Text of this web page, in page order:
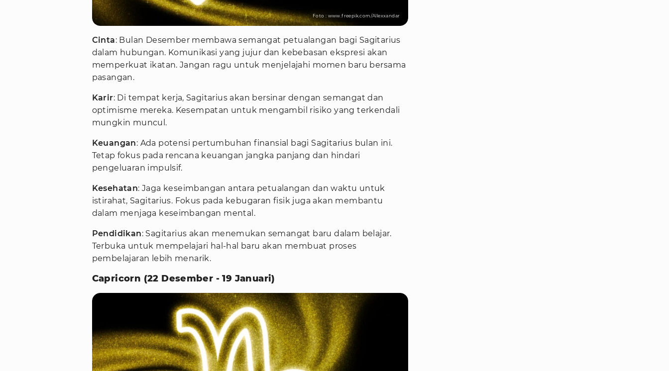
Foto : www.freepik.com/Allexxandar
Cinta: Bulan Desember membawa semangat petualangan bagi Sagitarius
dalam hubungan. Komunikasi yang jujur ​​dan kebebasan ekspresi akan
memperkuat ikatan. Jangan ragu untuk menjelajahi momen baru bersama
pasangan.
Karir: Di tempat kerja, Sagitarius akan bersinar dengan semangat dan
optimisme mereka. Kesempatan untuk mengambil risiko yang terkendali
mungkin muncul.
Keuangan: Ada potensi pertumbuhan finansial bagi Sagitarius bulan ini.
Tetap fokus pada rencana keuangan jangka panjang dan hindari
pengeluaran impulsif.
Kesehatan: Jaga keseimbangan antara petualangan dan waktu untuk
istirahat, Sagitarius. Fokus pada kebugaran fisik juga akan membantu
dalam menjaga keseimbangan mental.
Pendidikan: Sagitarius akan menemukan semangat baru dalam belajar.
Terbuka untuk mempelajari hal-hal baru akan membuat proses
pembelajaran lebih menarik.
Capricorn (22 Desember - 19 Januari)